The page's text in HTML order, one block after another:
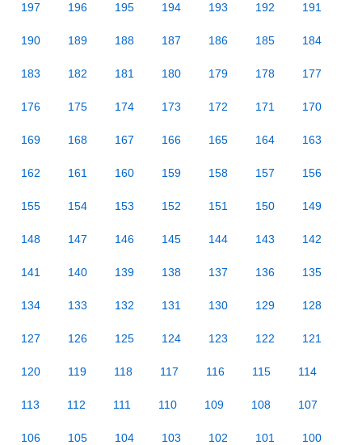
197 196 195 194 193 192 191
190 189 188 187 186 185 184
183 182 181 180 179 178 177
176 175 174 173 172 171 170
169 168 167 166 165 164 163
162 161 160 159 158 157 156
155 154 153 152 151 150 149
148 147 146 145 144 143 142
141 140 139 138 137 136 135
134 133 132 131 130 129 128
127 126 125 124 123 122 121
120 119 118 117 116 115 114
113 112 111 110 109 108 107
106 105 104 103 102 101 100